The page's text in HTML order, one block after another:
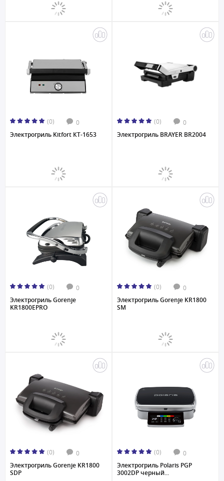
(0) 0
Электрогриль Kitfort КТ-1653
(0) 0
Электрогриль BRAYER BR2004
(0) 0
Электрогриль Gorenje
KR1800EPRO
(0) 0
Электрогриль Gorenje KR1800
SM
(0) 0
Электрогриль Gorenje KR1800
SDP
(0) 0
Электрогриль Polaris PGP
3002DP черный...